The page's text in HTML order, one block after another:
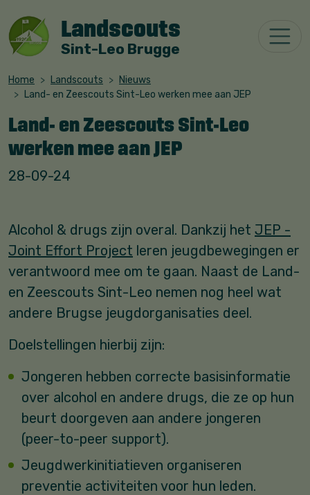
Landscouts
Sint-Leo Brugge
Home Landscouts
Nieuws
Land- en Zeescouts Sint-Leo werken mee aan JEP
Land- en Zeescouts Sint-Leo
werken mee aan JEP
28-09-24
Alcohol & drugs zijn overal. Dankzij het JEP -
Joint Effort Project leren jeugdbewegingen er
verantwoord mee om te gaan. Naast de Land-
en Zeescouts Sint-Leo nemen nog heel wat
andere Brugse jeugdorganisaties deel.
Doelstellingen hierbij zijn:
Jongeren hebben correcte basisinformatie
over alcohol en andere drugs, die ze op hun
beurt doorgeven aan andere jongeren
(peer-to-peer support).
Jeugdwerkinitiatieven organiseren
preventie activiteiten voor hun leden.